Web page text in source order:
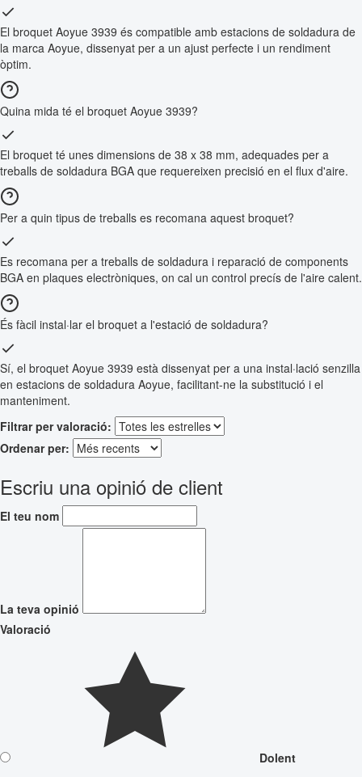
El broquet Aoyue 3939 és compatible amb estacions de soldadura de
la marca Aoyue, dissenyat per a un ajust perfecte i un rendiment
òptim.
Quina mida té el broquet Aoyue 3939?
El broquet té unes dimensions de 38 x 38 mm, adequades per a
treballs de soldadura BGA que requereixen precisió en el flux d'aire.
Per a quin tipus de treballs es recomana aquest broquet?
Es recomana per a treballs de soldadura i reparació de components
BGA en plaques electròniques, on cal un control precís de l'aire calent.
És fàcil instal·lar el broquet a l'estació de soldadura?
Sí, el broquet Aoyue 3939 està dissenyat per a una instal·lació senzilla
en estacions de soldadura Aoyue, facilitant-ne la substitució i el
manteniment.
Filtrar per valoració:
Ordenar per:
Escriu una opinió de client
El teu nom
La teva opinió
Valoració
Dolent